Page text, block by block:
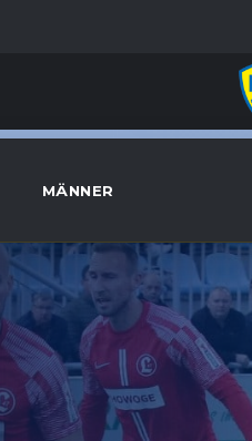
MÄNNER